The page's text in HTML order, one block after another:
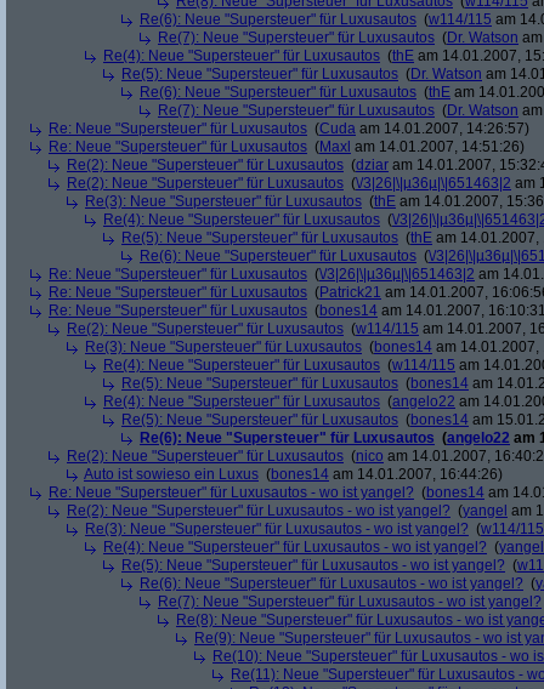
Re(6): Neue "Supersteuer" für Luxusautos (w114/115 am
Re(7): Neue "Supersteuer" für Luxusautos (Dr. Watson
Re(4): Neue "Supersteuer" für Luxusautos (thE am 14.01.2007,
Re(5): Neue "Supersteuer" für Luxusautos (Dr. Watson am
Re(6): Neue "Supersteuer" für Luxusautos (thE am
Re(7): Neue "Supersteuer" für Luxusautos (Dr. Watson
Re: Neue "Supersteuer" für Luxusautos (Cuda am 14.01.2007, 14:26:57)
Re: Neue "Supersteuer" für Luxusautos (Maxl am 14.01.2007, 14:51:26)
Re(2): Neue "Supersteuer" für Luxusautos (dziar am 14.01.2007,
Re(2): Neue "Supersteuer" für Luxusautos (\/3|26|\|µ36µ|\|651463|2 am
Re(3): Neue "Supersteuer" für Luxusautos (thE am 14.01.2007,
Re(4): Neue "Supersteuer" für Luxusautos (\/
Re(5): Neue "Supersteuer" für Luxusautos (thE am 14.01.2007,
Re(6): Neue "Supersteuer" für Luxusautos (\/
Re: Neue "Supersteuer" für Luxusautos (\/3|26|\|µ36µ|\|651463|2 am
Re: Neue "Supersteuer" für Luxusautos (Patrick21 am 14.01.2007,
Re: Neue "Supersteuer" für Luxusautos (bones14 am 14.01.2007,
Re(2): Neue "Supersteuer" für Luxusautos (w114/115 am 14.01.2007,
Re(3): Neue "Supersteuer" für Luxusautos (bones14 am 14.01.2007,
Re(4): Neue "Supersteuer" für Luxusautos (w114/115 am
Re(5): Neue "Supersteuer" für Luxusautos (bones14 am
Re(4): Neue "Supersteuer" für Luxusautos (angelo22 am
Re(5): Neue "Supersteuer" für Luxusautos (bones14 am
Re(6): Neue "Supersteuer" für Luxusautos (angelo22 am
Re(2): Neue "Supersteuer" für Luxusautos (nico am 14.01.2007,
Auto ist sowieso ein Luxus (bones14 am 14.01.2007, 16:44:26)
Re: Neue "Supersteuer" für Luxusautos - wo ist yangel? (bones14 am
Re(2): Neue "Supersteuer" für Luxusautos - wo ist yangel? (yangel am
Re(3): Neue "Supersteuer" für Luxusautos - wo ist yangel? (w114/115
Re(4): Neue "Supersteuer" für Luxusautos - wo ist yangel? (yangel
Re(5): Neue "Supersteuer" für Luxusautos - wo ist yangel? (
Re(6): Neue "Supersteuer" für Luxusautos - wo ist yangel? (
Re(7): Neue "Supersteuer" für Luxusautos - wo ist yangel?
Re(8): Neue "Supersteuer" für Luxusautos - wo ist
Re(9): Neue "Supersteuer" für Luxusautos - wo ist
Re(10): Neue "Supersteuer" für Luxusautos - wo
Re(11): Neue "Supersteuer" für Luxusautos -